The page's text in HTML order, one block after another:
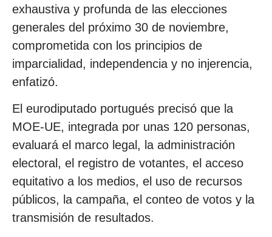
exhaustiva y profunda de las elecciones
generales del próximo 30 de noviembre,
comprometida con los principios de
imparcialidad, independencia y no injerencia,
enfatizó.
El eurodiputado portugués precisó que la
MOE-UE, integrada por unas 120 personas,
evaluará el marco legal, la administración
electoral, el registro de votantes, el acceso
equitativo a los medios, el uso de recursos
públicos, la campaña, el conteo de votos y la
transmisión de resultados.